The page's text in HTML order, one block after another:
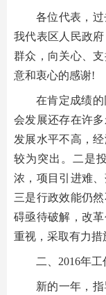
各位代表，
我代表区人民政
群众，向关心、
意和衷心的感谢!
在肯定成绩
会发展还存在许
发展水平不高，
较为突出。二是
浓，项目引进难
三是行政效能仍
碍亟待破解，改
重视，采取有力措
二、2016年
新的一年，